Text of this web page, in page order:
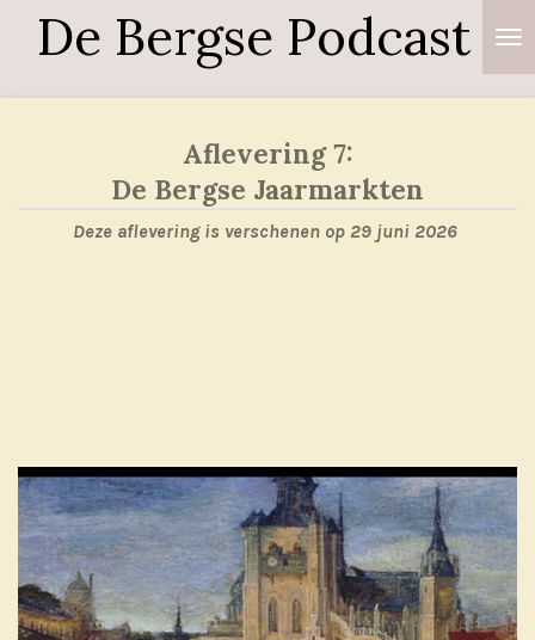
directDe Bergse Podcast
Aflevering 7:
De Bergse Jaarmarkten
Deze aflevering is verschenen op 29 juni 2026